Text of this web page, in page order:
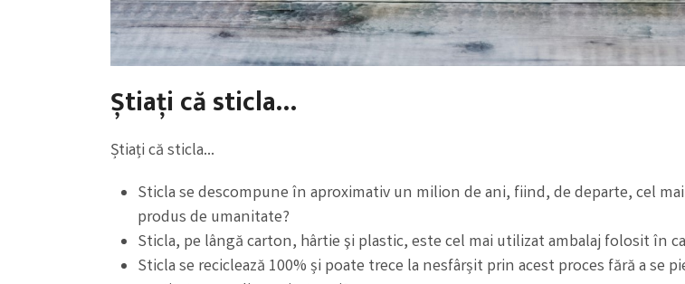
Știați că sticla…
Știați că sticla…
Sticla se descompune în aproximativ un milion de ani, fiind, de departe, cel
produs de umanitate?
Sticla, pe lângă carton, hârtie şi plastic, este cel mai utilizat ambalaj folosit în
Sticla se reciclează 100% și poate trece la nesfârșit prin acest proces fără a se